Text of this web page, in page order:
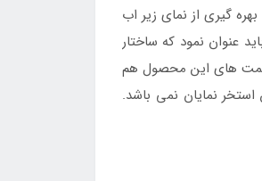
گیری از نمای زیر اب
عنوان نمود که ساختار
قسمت های این محصول هم
نمایان نمی باشد.